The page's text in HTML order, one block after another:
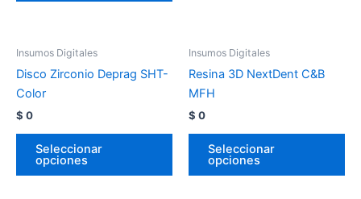
Insumos Digitales
Disco Zirconio Deprag SHT-
Color
$ 0
Seleccionar
opciones
Insumos Digitales
Resina 3D NextDent C&B
MFH
$ 0
Seleccionar
opciones